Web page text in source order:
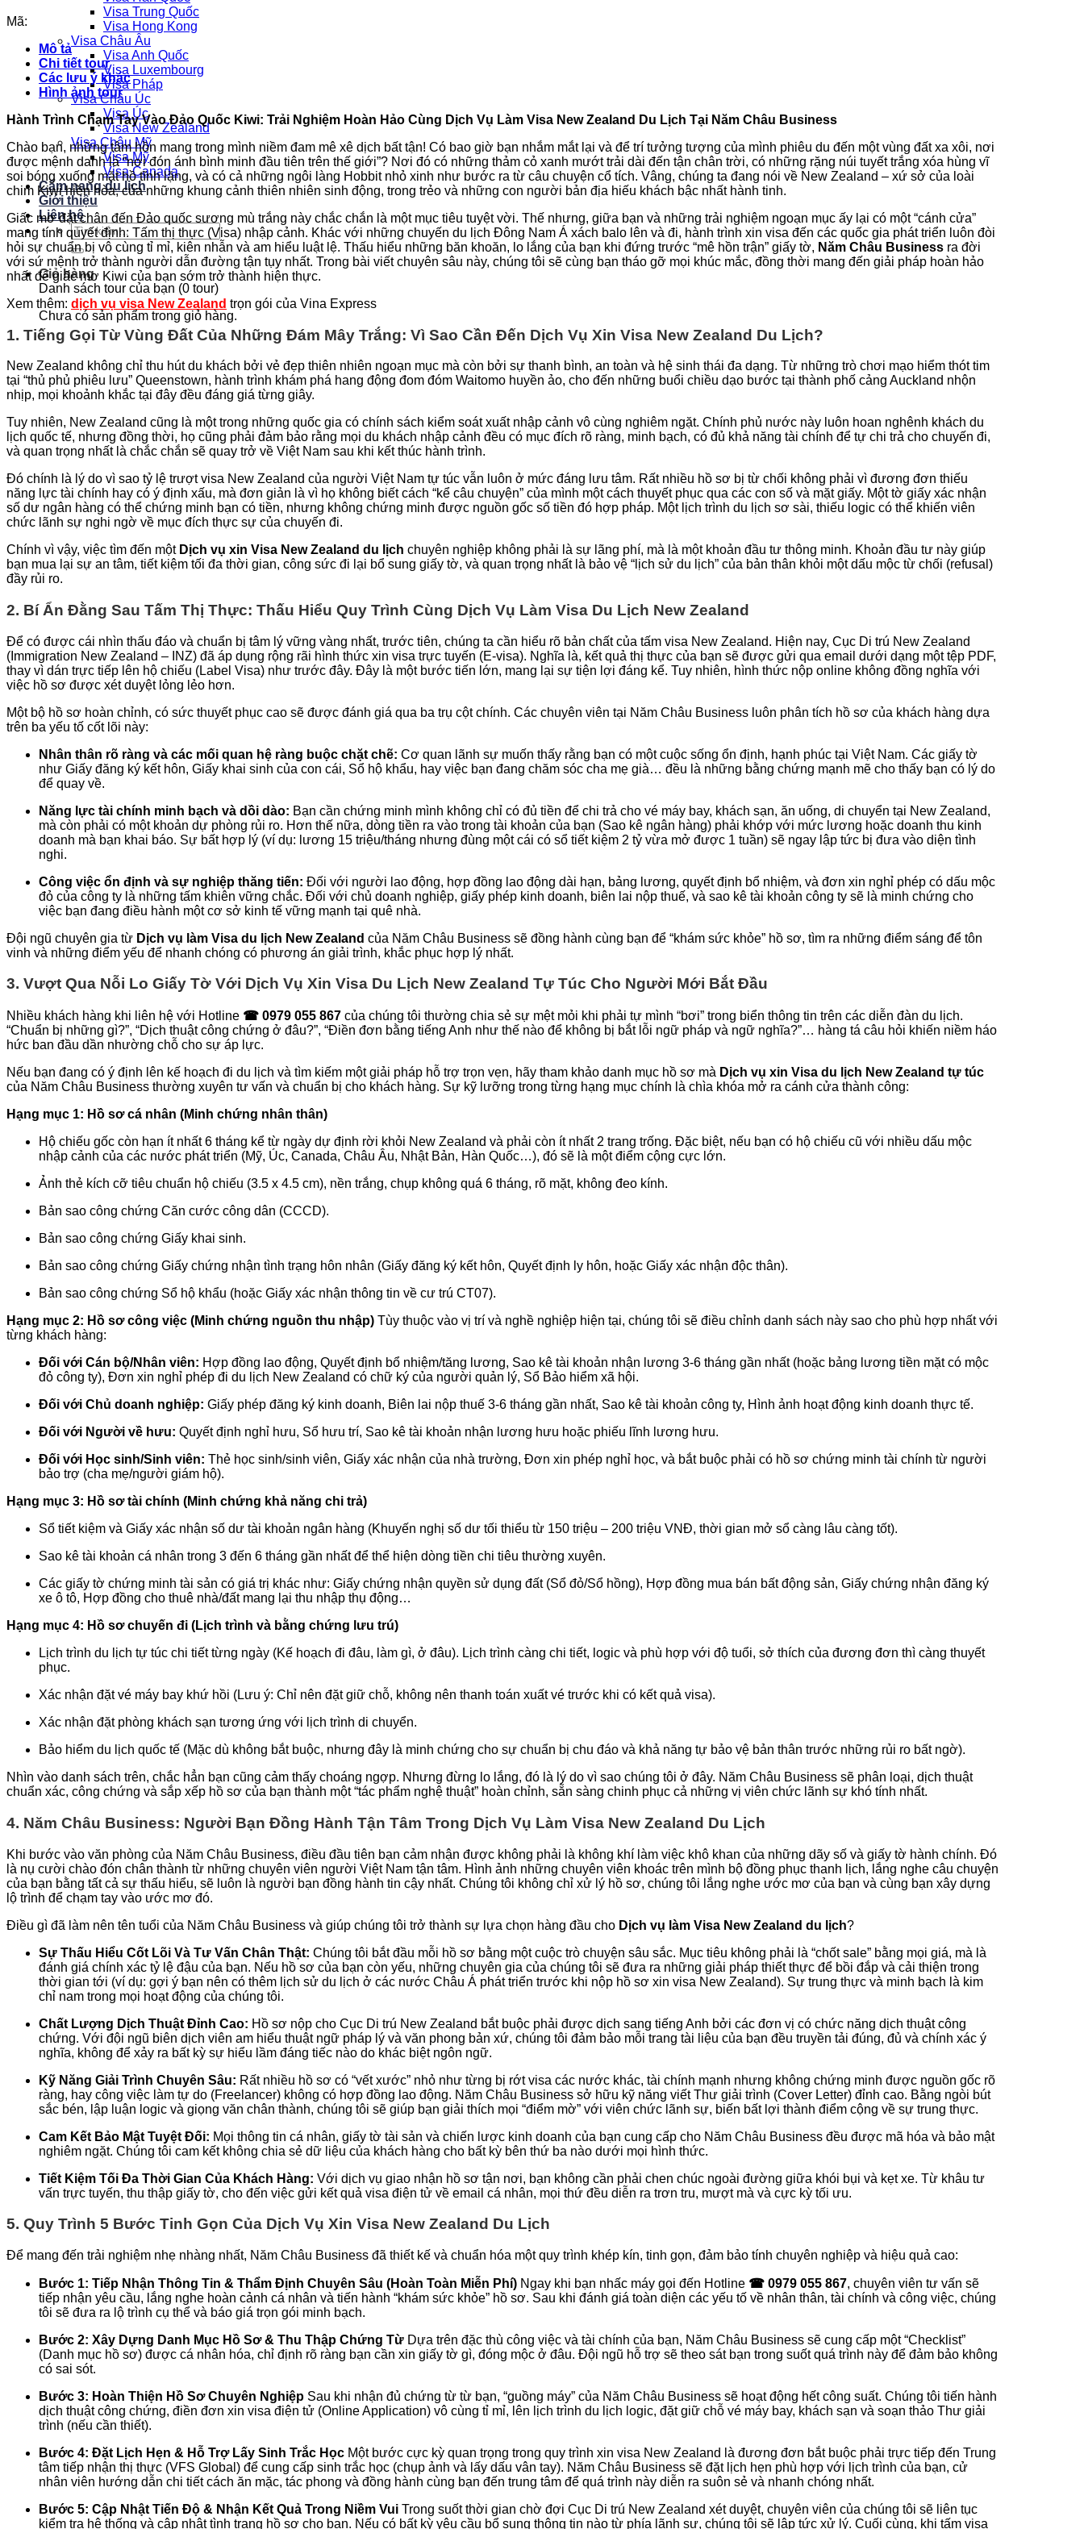
Visa Trung Quốc
Visa Hong Kong
Visa Châu Âu
Visa Anh Quốc
Visa Luxembourg
Visa Pháp
Visa Châu Úc
Visa Úc
Visa New Zealand
Visa Châu Mỹ
Visa Mỹ
Visa Canada
Cẩm nang du lịch
Giới thiệu
Liên hệ
Tìm
kiếm:
Giỏ hàng
Danh sách tour của bạn (0 tour)
Chưa có sản phẩm trong giỏ hàng.
Mã:
Mô tả
Chi tiết tour
Các lưu ý khác
Hình ảnh tour
Hành Trình Chạm Tay Vào Đảo Quốc Kiwi: Trải Nghiệm Hoàn Hảo Cùng Dịch Vụ Làm Visa New Zealand Du Lịch Tại Năm Châu Business
Chào bạn, những tâm hồn mang trong mình niềm đam mê xê dịch bất tận! Có bao giờ bạn nhắm mắt lại và để trí tưởng tượng của mình phiêu du đến một vùng đất xa xôi, nơi
được mệnh danh là “nơi đón ánh bình minh đầu tiên trên thế giới”? Nơi đó có những thảm cỏ xanh mướt trải dài đến tận chân trời, có những rặng núi tuyết trắng xóa hùng vĩ
soi bóng xuống mặt hồ tĩnh lặng, và có cả những ngôi làng Hobbit nhỏ xinh như bước ra từ câu chuyện cổ tích. Vâng, chúng ta đang nói về New Zealand – xứ sở của loài
chim Kiwi hiền hòa, của những khung cảnh thiên nhiên sinh động, trong trẻo và những con người bản địa hiếu khách bậc nhất hành tinh.
Giấc mơ đặt chân đến Đảo quốc sương mù trắng này chắc chắn là một mục tiêu tuyệt vời. Thế nhưng, giữa bạn và những trải nghiệm ngoạn mục ấy lại có một “cánh cửa”
mang tính quyết định: Tấm thị thực (Visa) nhập cảnh. Khác với những chuyến du lịch Đông Nam Á xách balo lên và đi, hành trình xin visa đến các quốc gia phát triển luôn đòi
hỏi sự chuẩn bị vô cùng tỉ mỉ, kiên nhẫn và am hiểu luật lệ. Thấu hiểu những băn khoăn, lo lắng của bạn khi đứng trước “mê hồn trận” giấy tờ, Năm Châu Business ra đời
với sứ mệnh trở thành người dẫn đường tận tụy nhất. Trong bài viết chuyên sâu này, chúng tôi sẽ cùng bạn tháo gỡ mọi khúc mắc, đồng thời mang đến giải pháp hoàn hảo
nhất để giấc mơ Kiwi của bạn sớm trở thành hiện thực.
Xem thêm: dịch vụ visa New Zealand trọn gói của Vina Express
1. Tiếng Gọi Từ Vùng Đất Của Những Đám Mây Trắng: Vì Sao Cần Đến Dịch Vụ Xin Visa New Zealand Du Lịch?
New Zealand không chỉ thu hút du khách bởi vẻ đẹp thiên nhiên ngoạn mục mà còn bởi sự thanh bình, an toàn và hệ sinh thái đa dạng. Từ những trò chơi mạo hiểm thót tim
tại “thủ phủ phiêu lưu” Queenstown, hành trình khám phá hang động đom đóm Waitomo huyền ảo, cho đến những buổi chiều dạo bước tại thành phố cảng Auckland nhộn
nhịp, mọi khoảnh khắc tại đây đều đáng giá từng giây.
Tuy nhiên, New Zealand cũng là một trong những quốc gia có chính sách kiểm soát xuất nhập cảnh vô cùng nghiêm ngặt. Chính phủ nước này luôn hoan nghênh khách du
lịch quốc tế, nhưng đồng thời, họ cũng phải đảm bảo rằng mọi du khách nhập cảnh đều có mục đích rõ ràng, minh bạch, có đủ khả năng tài chính để tự chi trả cho chuyến đi,
và quan trọng nhất là chắc chắn sẽ quay trở về Việt Nam sau khi kết thúc hành trình.
Đó chính là lý do vì sao tỷ lệ trượt visa New Zealand của người Việt Nam tự túc vẫn luôn ở mức đáng lưu tâm. Rất nhiều hồ sơ bị từ chối không phải vì đương đơn thiếu
năng lực tài chính hay có ý định xấu, mà đơn giản là vì họ không biết cách “kể câu chuyện” của mình một cách thuyết phục qua các con số và mặt giấy. Một tờ giấy xác nhận
số dư ngân hàng có thể chứng minh bạn có tiền, nhưng không chứng minh được nguồn gốc số tiền đó hợp pháp. Một lịch trình du lịch sơ sài, thiếu logic có thể khiến viên
chức lãnh sự nghi ngờ về mục đích thực sự của chuyến đi.
Chính vì vậy, việc tìm đến một Dịch vụ xin Visa New Zealand du lịch chuyên nghiệp không phải là sự lãng phí, mà là một khoản đầu tư thông minh. Khoản đầu tư này giúp
bạn mua lại sự an tâm, tiết kiệm tối đa thời gian, công sức đi lại bổ sung giấy tờ, và quan trọng nhất là bảo vệ “lịch sử du lịch” của bản thân khỏi một dấu mộc từ chối (refusal)
đầy rủi ro.
2. Bí Ẩn Đằng Sau Tấm Thị Thực: Thấu Hiểu Quy Trình Cùng Dịch Vụ Làm Visa Du Lịch New Zealand
Để có được cái nhìn thấu đáo và chuẩn bị tâm lý vững vàng nhất, trước tiên, chúng ta cần hiểu rõ bản chất của tấm visa New Zealand. Hiện nay, Cục Di trú New Zealand
(Immigration New Zealand – INZ) đã áp dụng rộng rãi hình thức xin visa trực tuyến (E-visa). Nghĩa là, kết quả thị thực của bạn sẽ được gửi qua email dưới dạng một tệp PDF,
thay vì dán trực tiếp lên hộ chiếu (Label Visa) như trước đây. Đây là một bước tiến lớn, mang lại sự tiện lợi đáng kể. Tuy nhiên, hình thức nộp online không đồng nghĩa với
việc hồ sơ được xét duyệt lỏng lẻo hơn.
Một bộ hồ sơ hoàn chỉnh, có sức thuyết phục cao sẽ được đánh giá qua ba trụ cột chính. Các chuyên viên tại Năm Châu Business luôn phân tích hồ sơ của khách hàng dựa
trên ba yếu tố cốt lõi này:
Nhân thân rõ ràng và các mối quan hệ ràng buộc chặt chẽ: Cơ quan lãnh sự muốn thấy rằng bạn có một cuộc sống ổn định, hạnh phúc tại Việt Nam. Các giấy tờ
như Giấy đăng ký kết hôn, Giấy khai sinh của con cái, Sổ hộ khẩu, hay việc bạn đang chăm sóc cha mẹ già… đều là những bằng chứng mạnh mẽ cho thấy bạn có lý do
để quay về.
Năng lực tài chính minh bạch và dồi dào: Bạn cần chứng minh mình không chỉ có đủ tiền để chi trả cho vé máy bay, khách sạn, ăn uống, di chuyển tại New Zealand,
mà còn phải có một khoản dự phòng rủi ro. Hơn thế nữa, dòng tiền ra vào trong tài khoản của bạn (Sao kê ngân hàng) phải khớp với mức lương hoặc doanh thu kinh
doanh mà bạn khai báo. Sự bất hợp lý (ví dụ: lương 15 triệu/tháng nhưng đùng một cái có sổ tiết kiệm 2 tỷ vừa mở được 1 tuần) sẽ ngay lập tức bị đưa vào diện tình
nghi.
Công việc ổn định và sự nghiệp thăng tiến: Đối với người lao động, hợp đồng lao động dài hạn, bảng lương, quyết định bổ nhiệm, và đơn xin nghỉ phép có dấu mộc
đỏ của công ty là những tấm khiên vững chắc. Đối với chủ doanh nghiệp, giấy phép kinh doanh, biên lai nộp thuế, và sao kê tài khoản công ty sẽ là minh chứng cho
việc bạn đang điều hành một cơ sở kinh tế vững mạnh tại quê nhà.
Đội ngũ chuyên gia từ Dịch vụ làm Visa du lịch New Zealand của Năm Châu Business sẽ đồng hành cùng bạn để “khám sức khỏe” hồ sơ, tìm ra những điểm sáng để tôn
vinh và những điểm yếu để nhanh chóng có phương án giải trình, khắc phục hợp lý nhất.
3. Vượt Qua Nỗi Lo Giấy Tờ Với Dịch Vụ Xin Visa Du Lịch New Zealand Tự Túc Cho Người Mới Bắt Đầu
Nhiều khách hàng khi liên hệ với Hotline ☎ 0979 055 867 của chúng tôi thường chia sẻ sự mệt mỏi khi phải tự mình “bơi” trong biển thông tin trên các diễn đàn du lịch.
“Chuẩn bị những gì?”, “Dịch thuật công chứng ở đâu?”, “Điền đơn bằng tiếng Anh như thế nào để không bị bắt lỗi ngữ pháp và ngữ nghĩa?”… hàng tá câu hỏi khiến niềm háo
hức ban đầu dần nhường chỗ cho sự áp lực.
Nếu bạn đang có ý định lên kế hoạch đi du lịch và tìm kiếm một giải pháp hỗ trợ trọn vẹn, hãy tham khảo danh mục hồ sơ mà Dịch vụ xin Visa du lịch New Zealand tự túc
của Năm Châu Business thường xuyên tư vấn và chuẩn bị cho khách hàng. Sự kỹ lưỡng trong từng hạng mục chính là chìa khóa mở ra cánh cửa thành công:
Hạng mục 1: Hồ sơ cá nhân (Minh chứng nhân thân)
Hộ chiếu gốc còn hạn ít nhất 6 tháng kể từ ngày dự định rời khỏi New Zealand và phải còn ít nhất 2 trang trống. Đặc biệt, nếu bạn có hộ chiếu cũ với nhiều dấu mộc
nhập cảnh của các nước phát triển (Mỹ, Úc, Canada, Châu Âu, Nhật Bản, Hàn Quốc…), đó sẽ là một điểm cộng cực lớn.
Ảnh thẻ kích cỡ tiêu chuẩn hộ chiếu (3.5 x 4.5 cm), nền trắng, chụp không quá 6 tháng, rõ mặt, không đeo kính.
Bản sao công chứng Căn cước công dân (CCCD).
Bản sao công chứng Giấy khai sinh.
Bản sao công chứng Giấy chứng nhận tình trạng hôn nhân (Giấy đăng ký kết hôn, Quyết định ly hôn, hoặc Giấy xác nhận độc thân).
Bản sao công chứng Sổ hộ khẩu (hoặc Giấy xác nhận thông tin về cư trú CT07).
Hạng mục 2: Hồ sơ công việc (Minh chứng nguồn thu nhập) Tùy thuộc vào vị trí và nghề nghiệp hiện tại, chúng tôi sẽ điều chỉnh danh sách này sao cho phù hợp nhất với
từng khách hàng:
Đối với Cán bộ/Nhân viên: Hợp đồng lao động, Quyết định bổ nhiệm/tăng lương, Sao kê tài khoản nhận lương 3-6 tháng gần nhất (hoặc bảng lương tiền mặt có mộc
đỏ công ty), Đơn xin nghỉ phép đi du lịch New Zealand có chữ ký của người quản lý, Sổ Bảo hiểm xã hội.
Đối với Chủ doanh nghiệp: Giấy phép đăng ký kinh doanh, Biên lai nộp thuế 3-6 tháng gần nhất, Sao kê tài khoản công ty, Hình ảnh hoạt động kinh doanh thực tế.
Đối với Người về hưu: Quyết định nghỉ hưu, Sổ hưu trí, Sao kê tài khoản nhận lương hưu hoặc phiếu lĩnh lương hưu.
Đối với Học sinh/Sinh viên: Thẻ học sinh/sinh viên, Giấy xác nhận của nhà trường, Đơn xin phép nghỉ học, và bắt buộc phải có hồ sơ chứng minh tài chính từ người
bảo trợ (cha mẹ/người giám hộ).
Hạng mục 3: Hồ sơ tài chính (Minh chứng khả năng chi trả)
Sổ tiết kiệm và Giấy xác nhận số dư tài khoản ngân hàng (Khuyến nghị số dư tối thiểu từ 150 triệu – 200 triệu VNĐ, thời gian mở sổ càng lâu càng tốt).
Sao kê tài khoản cá nhân trong 3 đến 6 tháng gần nhất để thể hiện dòng tiền chi tiêu thường xuyên.
Các giấy tờ chứng minh tài sản có giá trị khác như: Giấy chứng nhận quyền sử dụng đất (Sổ đỏ/Sổ hồng), Hợp đồng mua bán bất động sản, Giấy chứng nhận đăng ký
xe ô tô, Hợp đồng cho thuê nhà/đất mang lại thu nhập thụ động…
Hạng mục 4: Hồ sơ chuyến đi (Lịch trình và bằng chứng lưu trú)
Lịch trình du lịch tự túc chi tiết từng ngày (Kế hoạch đi đâu, làm gì, ở đâu). Lịch trình càng chi tiết, logic và phù hợp với độ tuổi, sở thích của đương đơn thì càng thuyết
phục.
Xác nhận đặt vé máy bay khứ hồi (Lưu ý: Chỉ nên đặt giữ chỗ, không nên thanh toán xuất vé trước khi có kết quả visa).
Xác nhận đặt phòng khách sạn tương ứng với lịch trình di chuyển.
Bảo hiểm du lịch quốc tế (Mặc dù không bắt buộc, nhưng đây là minh chứng cho sự chuẩn bị chu đáo và khả năng tự bảo vệ bản thân trước những rủi ro bất ngờ).
Nhìn vào danh sách trên, chắc hẳn bạn cũng cảm thấy choáng ngợp. Nhưng đừng lo lắng, đó là lý do vì sao chúng tôi ở đây. Năm Châu Business sẽ phân loại, dịch thuật
chuẩn xác, công chứng và sắp xếp hồ sơ của bạn thành một “tác phẩm nghệ thuật” hoàn chỉnh, sẵn sàng chinh phục cả những vị viên chức lãnh sự khó tính nhất.
4. Năm Châu Business: Người Bạn Đồng Hành Tận Tâm Trong Dịch Vụ Làm Visa New Zealand Du Lịch
Khi bước vào văn phòng của Năm Châu Business, điều đầu tiên bạn cảm nhận được không phải là không khí làm việc khô khan của những dãy số và giấy tờ hành chính. Đó
là nụ cười chào đón chân thành từ những chuyên viên người Việt Nam tận tâm. Hình ảnh những chuyên viên khoác trên mình bộ đồng phục thanh lịch, lắng nghe câu chuyện
của bạn bằng tất cả sự thấu hiểu, sẽ luôn là người bạn đồng hành tin cậy nhất. Chúng tôi không chỉ xử lý hồ sơ, chúng tôi lắng nghe ước mơ của bạn và cùng bạn xây dựng
lộ trình để chạm tay vào ước mơ đó.
Điều gì đã làm nên tên tuổi của Năm Châu Business và giúp chúng tôi trở thành sự lựa chọn hàng đầu cho Dịch vụ làm Visa New Zealand du lịch?
Sự Thấu Hiểu Cốt Lõi Và Tư Vấn Chân Thật: Chúng tôi bắt đầu mỗi hồ sơ bằng một cuộc trò chuyện sâu sắc. Mục tiêu không phải là “chốt sale” bằng mọi giá, mà là
đánh giá chính xác tỷ lệ đậu của bạn. Nếu hồ sơ của bạn còn yếu, những chuyên gia của chúng tôi sẽ đưa ra những giải pháp thiết thực để bồi đắp và cải thiện trong
thời gian tới (ví dụ: gợi ý bạn nên có thêm lịch sử du lịch ở các nước Châu Á phát triển trước khi nộp hồ sơ xin visa New Zealand). Sự trung thực và minh bạch là kim
chỉ nam trong mọi hoạt động của chúng tôi.
Chất Lượng Dịch Thuật Đỉnh Cao: Hồ sơ nộp cho Cục Di trú New Zealand bắt buộc phải được dịch sang tiếng Anh bởi các đơn vị có chức năng dịch thuật công
chứng. Với đội ngũ biên dịch viên am hiểu thuật ngữ pháp lý và văn phong bản xứ, chúng tôi đảm bảo mỗi trang tài liệu của bạn đều truyền tải đúng, đủ và chính xác ý
nghĩa, không để xảy ra bất kỳ sự hiểu lầm đáng tiếc nào do khác biệt ngôn ngữ.
Kỹ Năng Giải Trình Chuyên Sâu: Rất nhiều hồ sơ có “vết xước” nhỏ như từng bị rớt visa các nước khác, tài chính mạnh nhưng không chứng minh được nguồn gốc rõ
ràng, hay công việc làm tự do (Freelancer) không có hợp đồng lao động. Năm Châu Business sở hữu kỹ năng viết Thư giải trình (Cover Letter) đỉnh cao. Bằng ngòi bút
sắc bén, lập luận logic và giọng văn chân thành, chúng tôi sẽ giúp bạn giải thích mọi “điểm mờ” với viên chức lãnh sự, biến bất lợi thành điểm cộng về sự trung thực.
Cam Kết Bảo Mật Tuyệt Đối: Mọi thông tin cá nhân, giấy tờ tài sản và chiến lược kinh doanh của bạn cung cấp cho Năm Châu Business đều được mã hóa và bảo mật
nghiêm ngặt. Chúng tôi cam kết không chia sẻ dữ liệu của khách hàng cho bất kỳ bên thứ ba nào dưới mọi hình thức.
Tiết Kiệm Tối Đa Thời Gian Của Khách Hàng: Với dịch vụ giao nhận hồ sơ tận nơi, bạn không cần phải chen chúc ngoài đường giữa khói bụi và kẹt xe. Từ khâu tư
vấn trực tuyến, thu thập giấy tờ, cho đến việc gửi kết quả visa điện tử về email cá nhân, mọi thứ đều diễn ra trơn tru, mượt mà và cực kỳ tối ưu.
5. Quy Trình 5 Bước Tinh Gọn Của Dịch Vụ Xin Visa New Zealand Du Lịch
Để mang đến trải nghiệm nhẹ nhàng nhất, Năm Châu Business đã thiết kế và chuẩn hóa một quy trình khép kín, tinh gọn, đảm bảo tính chuyên nghiệp và hiệu quả cao:
Bước 1: Tiếp Nhận Thông Tin & Thẩm Định Chuyên Sâu (Hoàn Toàn Miễn Phí) Ngay khi bạn nhấc máy gọi đến Hotline ☎ 0979 055 867, chuyên viên tư vấn sẽ
tiếp nhận yêu cầu, lắng nghe hoàn cảnh cá nhân và tiến hành “khám sức khỏe” hồ sơ. Sau khi đánh giá toàn diện các yếu tố về nhân thân, tài chính và công việc, chúng
tôi sẽ đưa ra lộ trình cụ thể và báo giá trọn gói minh bạch.
Bước 2: Xây Dựng Danh Mục Hồ Sơ & Thu Thập Chứng Từ Dựa trên đặc thù công việc và tài chính của bạn, Năm Châu Business sẽ cung cấp một “Checklist”
(Danh mục hồ sơ) được cá nhân hóa, chỉ định rõ ràng bạn cần xin giấy tờ gì, đóng mộc ở đâu. Đội ngũ hỗ trợ sẽ theo sát bạn trong suốt quá trình này để đảm bảo không
có sai sót.
Bước 3: Hoàn Thiện Hồ Sơ Chuyên Nghiệp Sau khi nhận đủ chứng từ từ bạn, “guồng máy” của Năm Châu Business sẽ hoạt động hết công suất. Chúng tôi tiến hành
dịch thuật công chứng, điền đơn xin visa điện tử (Online Application) vô cùng tỉ mỉ, lên lịch trình du lịch logic, đặt giữ chỗ vé máy bay, khách sạn và soạn thảo Thư giải
trình (nếu cần thiết).
Bước 4: Đặt Lịch Hẹn & Hỗ Trợ Lấy Sinh Trắc Học Một bước cực kỳ quan trọng trong quy trình xin visa New Zealand là đương đơn bắt buộc phải trực tiếp đến Trung
tâm tiếp nhận thị thực (VFS Global) để cung cấp sinh trắc học (chụp ảnh và lấy dấu vân tay). Năm Châu Business sẽ đặt lịch hẹn phù hợp với lịch trình của bạn, cử
nhân viên hướng dẫn chi tiết cách ăn mặc, tác phong và đồng hành cùng bạn đến trung tâm để quá trình này diễn ra suôn sẻ và nhanh chóng nhất.
Bước 5: Cập Nhật Tiến Độ & Nhận Kết Quả Trong Niềm Vui Trong suốt thời gian chờ đợi Cục Di trú New Zealand xét duyệt, chuyên viên của chúng tôi sẽ liên tục
kiểm tra hệ thống và cập nhật tình trạng hồ sơ cho bạn. Nếu có bất kỳ yêu cầu bổ sung thông tin nào từ phía lãnh sự, chúng tôi sẽ lập tức xử lý. Cuối cùng, khi tấm visa